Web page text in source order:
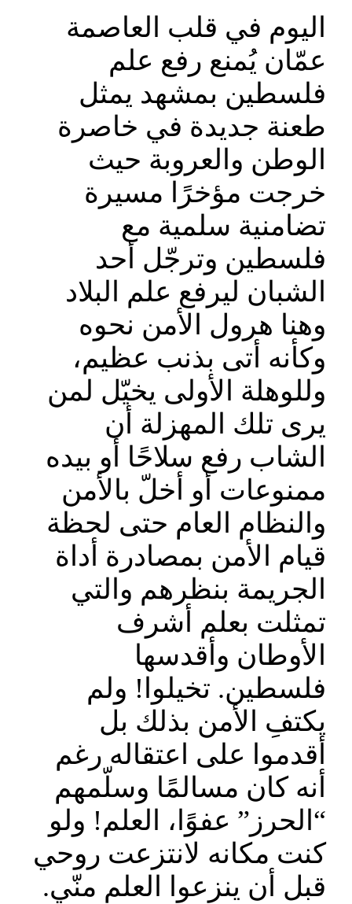
اليوم في قلب العاصمة
عمّان يُمنع رفع علم
فلسطين بمشهد يمثل
طعنة جديدة في خاصرة
الوطن والعروبة حيث
خرجت مؤخرًا مسيرة
تضامنية سلمية مع
فلسطين وترجّل أحد
الشبان ليرفع علم البلاد
وهنا هرول الأمن نحوه
وكأنه أتى بذنب عظيم،
وللوهلة الأولى يخيّل لمن
يرى تلك المهزلة أن
الشاب رفع سلاحًا أو بيده
ممنوعات أو أخلّ بالأمن
والنظام العام حتى لحظة
قيام الأمن بمصادرة أداة
الجريمة بنظرهم والتي
تمثلت بعلم أشرف
الأوطان وأقدسها
فلسطين. تخيلوا! ولم
يكتفِ الأمن بذلك بل
أقدموا على اعتقاله رغم
أنه كان مسالمًا وسلّمهم
“الحرز” عفوًا، العلم! ولو
كنت مكانه لانتزعت روحي
قبل أن ينزعوا العلم منّي.